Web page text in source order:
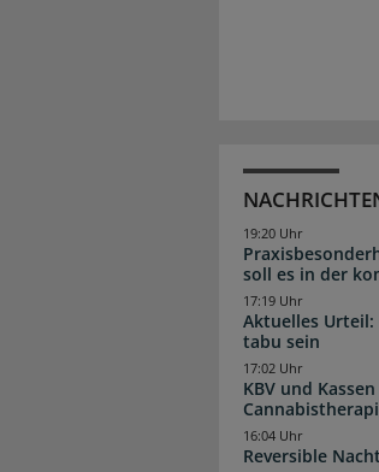
soll es in der
19:20 Uhr
Aktuelles
tabu sein
17:19 Uhr
KBV und
17:02 Uhr
Reversible
16:04 Uhr